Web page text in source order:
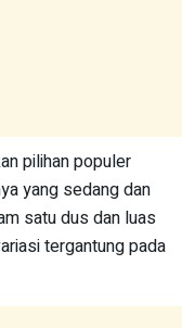
pilihan populer
yang sedang dan
satu dus dan luas
tergantung pada